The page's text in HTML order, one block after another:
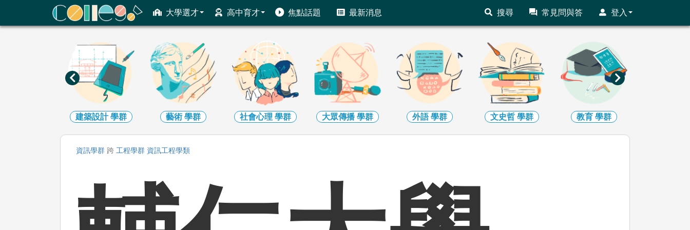
大學選才 高中育才 焦點話題 最新消息 搜尋 常見問與答 登入
ColleGo! 大學選才與高中育才輔助系統
建築設計學群 藝術 學群 社會心理 學群 大眾傳播 學群 外語學群 文史哲 學群 教育 學群
資訊學群 跨 工程學群 資訊工程學類